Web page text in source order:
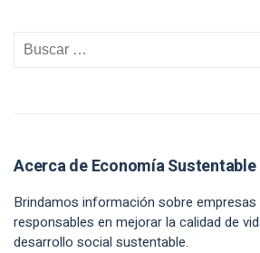
Acerca de Economía Sustentable
Brindamos información sobre empresas
responsables en mejorar la calidad de
desarrollo social sustentable.